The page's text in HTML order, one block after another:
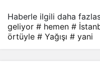
Haberle ilgili daha
geliyor # hemen #
örtüyle # Yağışı # yani